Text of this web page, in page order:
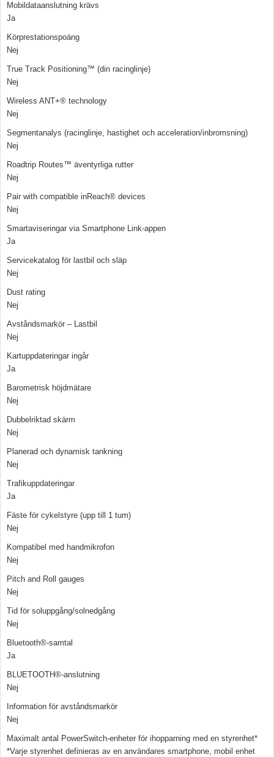
Mobildataanslutning krävs
Ja
Körprestationspoäng
Nej
True Track Positioning™ (din racinglinje)
Nej
Wireless ANT+® technology
Nej
Segmentanalys (racinglinje, hastighet och acceleration/inbromsning)
Nej
Roadtrip Routes™ äventyrliga rutter
Nej
Pair with compatible inReach® devices
Nej
Smartaviseringar via Smartphone Link-appen
Ja
Servicekatalog för lastbil och släp
Nej
Dust rating
Nej
Avståndsmarkör – Lastbil
Nej
Kartuppdateringar ingår
Ja
Barometrisk höjdmätare
Nej
Dubbelriktad skärm
Nej
Planerad och dynamisk tankning
Nej
Trafikuppdateringar
Ja
Fäste för cykelstyre (upp till 1 tum)
Nej
Kompatibel med handmikrofon
Nej
Pitch and Roll gauges
Nej
Tid för soluppgång/solnedgång
Nej
Bluetooth®-samtal
Ja
BLUETOOTH®-anslutning
Nej
Information för avståndsmarkör
Nej
Maximalt antal PowerSwitch-enheter för ihopparning med en styrenhet*
*Varje styrenhet definieras av en användares smartphone, mobil enhet